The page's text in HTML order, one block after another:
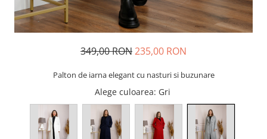
349,00 RON235,00 RON
Palton de iarna elegant cu nasturi si buzunare
Alege culoarea: Gri